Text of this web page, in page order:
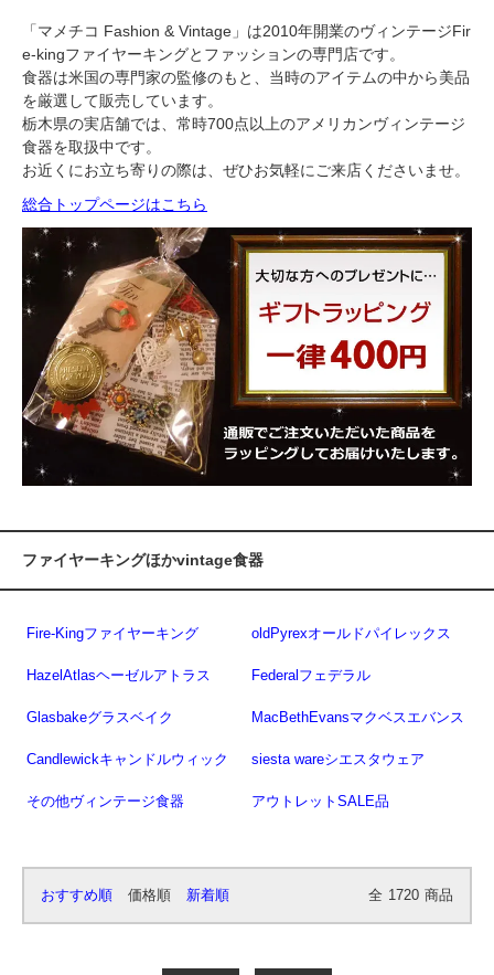
「マメチコ Fashion & Vintage」は2010年開業のヴィンテージFir
e-kingファイヤーキングとファッションの専門店です。
食器は米国の専門家の監修のもと、当時のアイテムの中から美品
を厳選して販売しています。
栃木県の実店舗では、常時700点以上のアメリカンヴィンテージ
食器を取扱中です。
お近くにお立ち寄りの際は、ぜひお気軽にご来店くださいませ。
総合トップページはこちら
ファイヤーキングほかvintage食器
Fire-Kingファイヤーキング oldPyrexオールドパイレックス
HazelAtlasヘーゼルアトラス Federalフェデラル
Glasbakeグラスベイク MacBethEvansマクベスエバンス
Candlewickキャンドルウィック siesta wareシエスタウェア
その他ヴィンテージ食器 アウトレットSALE品
おすすめ順 価格順 新着順 全 1720 商品